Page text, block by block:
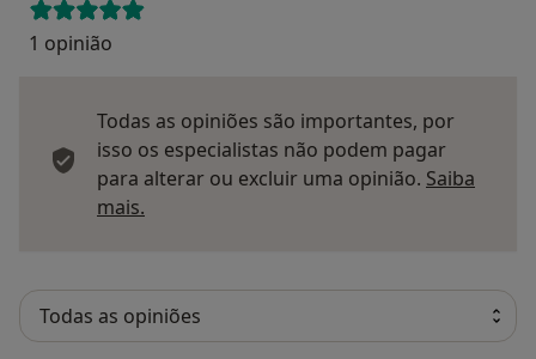
1 opinião
Todas as opiniões são importantes, por
isso os especialistas não podem pagar
para alterar ou excluir uma opinião. Saiba
mais.